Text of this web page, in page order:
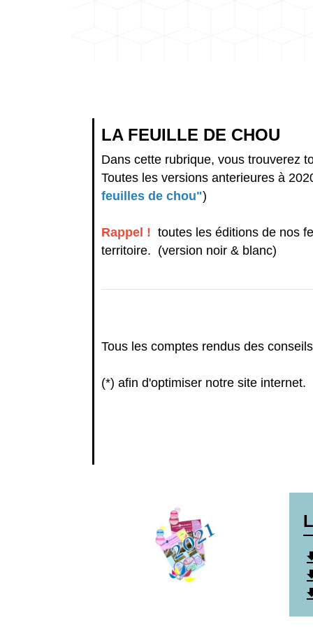
LA FEUILLE DE CHOU
Dans cette rubrique, vous trouverez
Toutes les versions anterieures à
feuilles de chou")
Rappel ! toutes les éditions de nos
territoire. (version noir & blanc)
Tous les comptes rendus des
(*) afin d'optimiser notre site internet.